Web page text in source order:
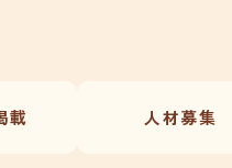
載 人材募集